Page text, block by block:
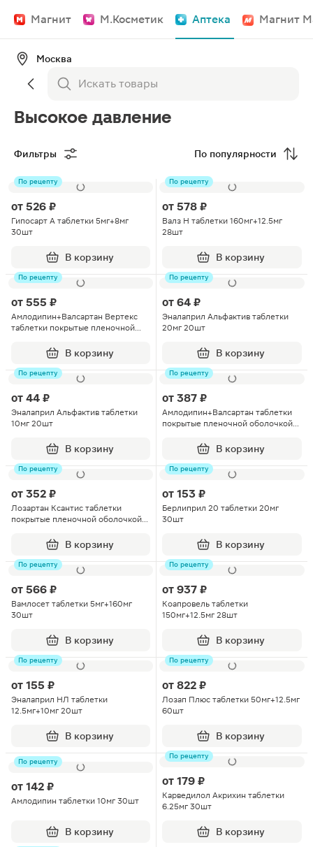
Магнит М.Косметик Аптека Магнит
Москва
Высокое давление
Фильтры По популярности
По рецепту
от 526 ₽
Гипосарт А таблетки 5мг+8мг
30шт
В корзину
По рецепту
от 578 ₽
Валз Н таблетки 160мг+12.5мг
28шт
В корзину
По рецепту
от 555 ₽
Амлодипин+Валсартан Вертекс
таблетки покрытые пленочной
В корзину
По рецепту
от 64 ₽
Эналаприл Альфактив таблетки
20мг 20шт
В корзину
По рецепту
от 44 ₽
Эналаприл Альфактив таблетки
10мг 20шт
В корзину
По рецепту
от 387 ₽
Амлодипин+Валсартан таблетки
покрытые пленочной оболочкой
В корзину
По рецепту
от 352 ₽
Лозартан Ксантис таблетки
покрытые пленочной оболочкой
В корзину
По рецепту
от 153 ₽
Берлиприл 20 таблетки 20мг
30шт
В корзину
По рецепту
от 566 ₽
Вамлосет таблетки 5мг+160мг
30шт
В корзину
По рецепту
от 937 ₽
Коапровель таблетки
150мг+12.5мг 28шт
В корзину
По рецепту
от 155 ₽
Эналаприл НЛ таблетки
12.5мг+10мг 20шт
В корзину
По рецепту
от 822 ₽
Лозап Плюс таблетки 50мг+12.5мг
60шт
В корзину
По рецепту
от 142 ₽
Амлодипин таблетки 10мг 30шт
В корзину
По рецепту
от 179 ₽
Карведилол Акрихин таблетки
6.25мг 30шт
В корзину